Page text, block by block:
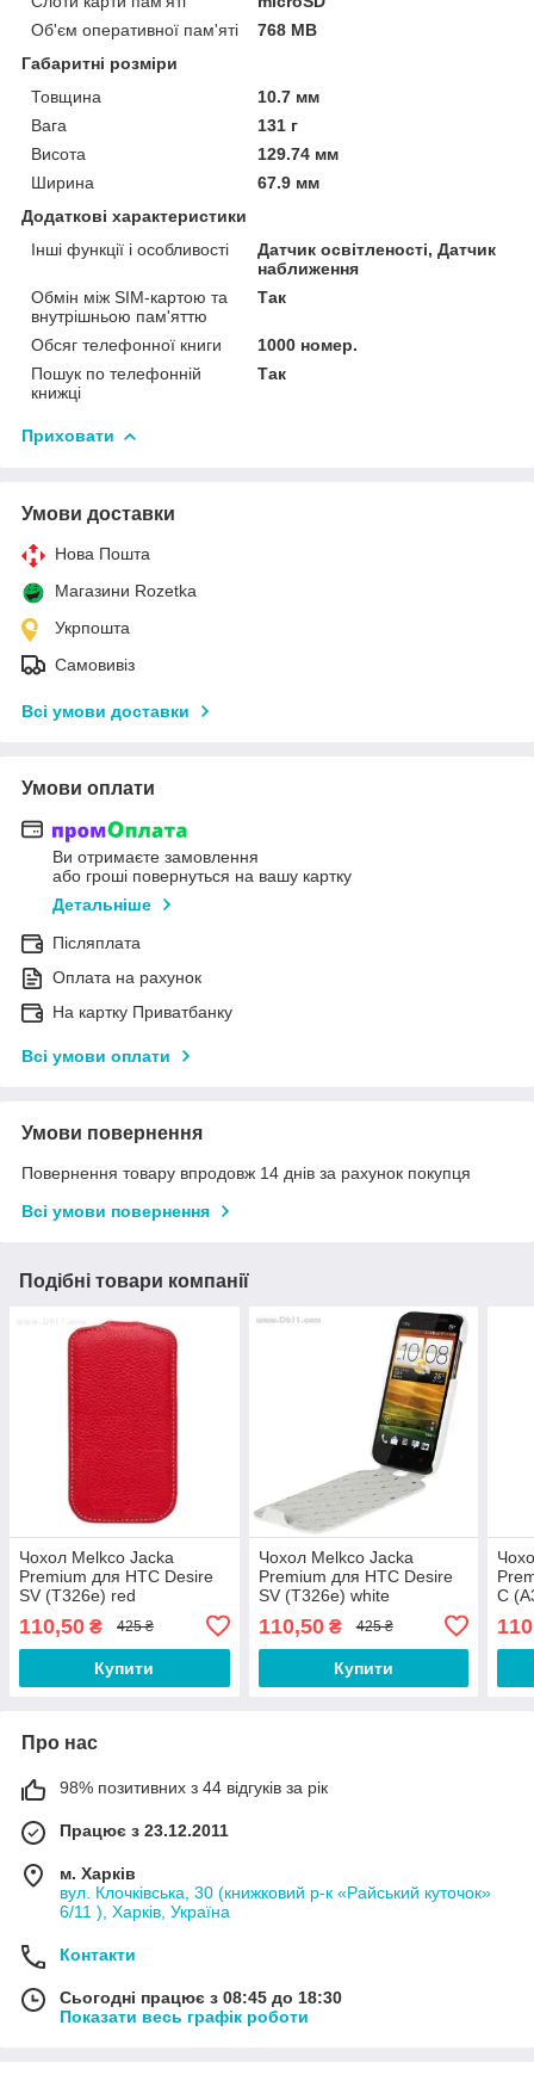
Об'єм оперативної пам'яті
768 MB
Габаритні розміри
Товщина
10.7 мм
Вага
131 г
Висота
129.74 мм
Ширина
67.9 мм
Додаткові характеристики
Інші функції і особливості
Датчик освітленості, Датчик
наближення
Обмін між SIM-картою та
внутрішньою пам'яттю
Так
Обсяг телефонної книги
1000 номер.
Пошук по телефонній
книжці
Так
Приховати
Умови доставки
Нова Пошта
Магазини Rozetka
Укрпошта
Самовивіз
Всі умови доставки
Умови оплати
Ви отримаєте замовлення
або гроші повернуться на вашу картку
Детальніше
Післяплата
Оплата на рахунок
На картку Приватбанку
Всі умови оплати
Умови повернення
Повернення товару впродовж 14 днів за рахунок покупця
Всі умови повернення
Подібні товари компанії
Чохол Melkco Jacka
Premium для HTC Desire
SV (T326e) red
110,50 ₴ 425 ₴
Купити
Чохол Melkco Jacka
Premium для HTC Desire
SV (T326e) white
110,50₴ 425 ₴
Купити
C
Про нас
98% позитивних з 44 відгуків за рік
Працює з 23.12.2011
м. Харків
вул. Клочківська, 30 (книжковий р-к «Райський куточок»
6/11 ), Харків, Україна
Контакти
Сьогодні працює з 08:45 до 18:30
Показати весь графік роботи